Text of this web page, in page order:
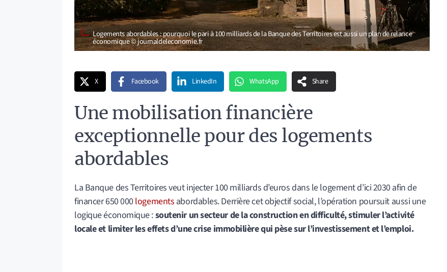
Logements abordables : pourquoi le pari à 100 milliards de la Banque des Territoires est aussi un plan de relance
économique © journaldeleconomie.fr
X Facebook LinkedIn WhatsApp Share
Une mobilisation financière
exceptionnelle pour des logements
abordables
La Banque des Territoires veut injecter 100 milliards d’euros dans le logement d’ici 2030 afin de
financer 650 000logements abordables. Derrière cet objectif social, l’opération poursuit aussi une
logique économique :soutenir un secteur de la construction en difficulté, stimuler l’activité
locale et limiter les effets d’une crise immobilière qui pèse sur l’investissement et l’emploi.